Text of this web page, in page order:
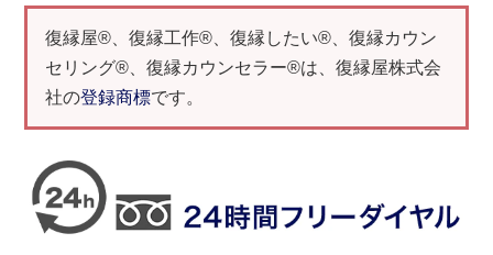
復縁屋®、復縁工作®、復縁したい®、復縁カウン
セリング®、復縁カウンセラー®は、復縁屋株式会
社の登録商標です。